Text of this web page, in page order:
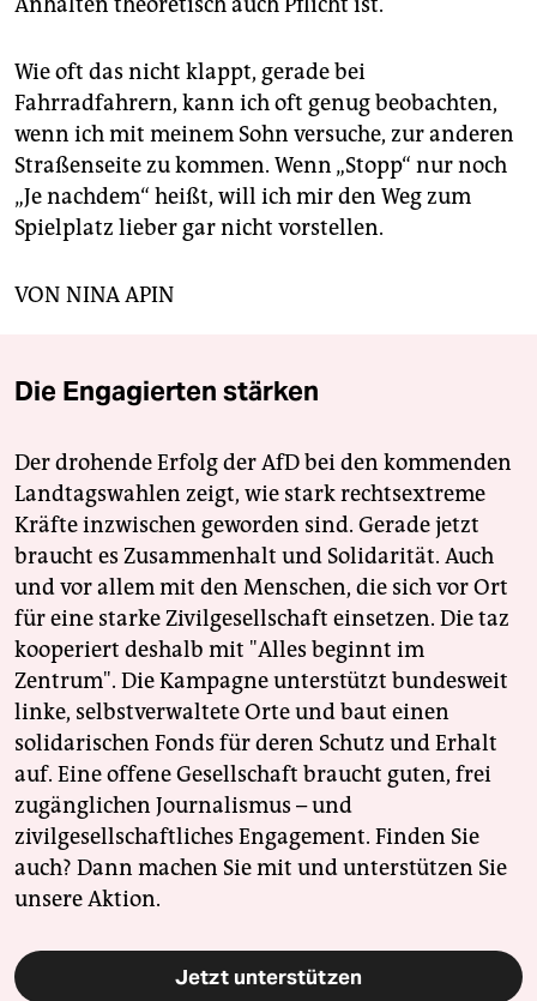
Wie oft das nicht klappt, gerade bei
Fahrradfahrern, kann ich oft genug beobachten,
wenn ich mit meinem Sohn versuche, zur anderen
Straßenseite zu kommen. Wenn „Stopp“ nur noch
„Je nachdem“ heißt, will ich mir den Weg zum
Spielplatz lieber gar nicht vorstellen.
VON NINA APIN
Die Engagierten stärken
Der drohende Erfolg der AfD bei den kommenden
Landtagswahlen zeigt, wie stark rechtsextreme
Kräfte inzwischen geworden sind. Gerade jetzt
braucht es Zusammenhalt und Solidarität. Auch
und vor allem mit den Menschen, die sich vor Ort
für eine starke Zivilgesellschaft einsetzen. Die taz
kooperiert deshalb mit "Alles beginnt im
Zentrum". Die Kampagne unterstützt bundesweit
linke, selbstverwaltete Orte und baut einen
solidarischen Fonds für deren Schutz und Erhalt
auf. Eine offene Gesellschaft braucht guten, frei
zugänglichen Journalismus – und
zivilgesellschaftliches Engagement. Finden Sie
auch? Dann machen Sie mit und unterstützen Sie
unsere Aktion.
Jetzt unterstützen